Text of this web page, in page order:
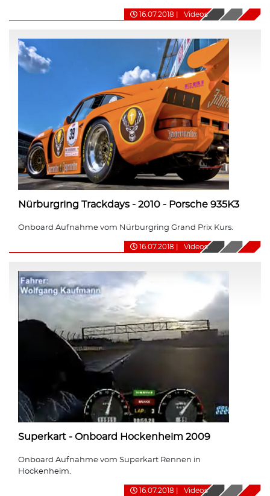
16.07.2018 Videos
Nürburgring Trackdays - 2010 - Porsche 935K3
Onboard Aufnahme vom Nürburgring Grand Prix Kurs.
16.07.2018 Videos
Superkart - Onboard Hockenheim 2009
Onboard Aufnahme vom Superkart Rennen in
Hockenheim.
16.07.2018 Videos